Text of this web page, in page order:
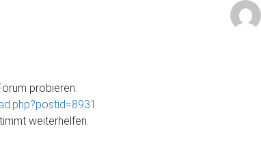
probieren:
weiterhelfen.